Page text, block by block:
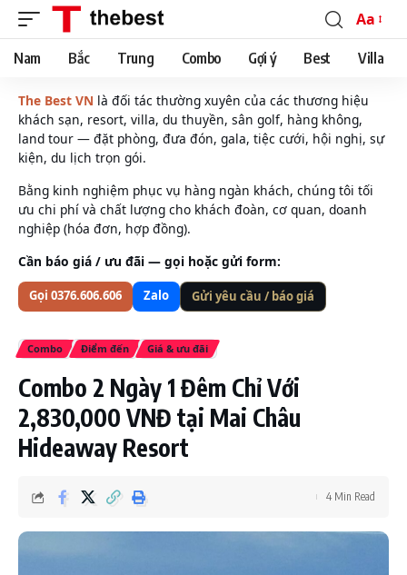
Font
Resizer
Aa
Nam Bắc Trung Combo Gợi ý Best Villa
The Best VN là đối tác thường xuyên của các thương hiệu
khách sạn, resort, villa, du thuyền, sân golf, hàng không,
land tour — đặt phòng, đưa đón, gala, tiệc cưới, hội nghị, sự
kiện, du lịch trọn gói.
Bằng kinh nghiệm phục vụ hàng ngàn khách, chúng tôi tối
ưu chi phí và chất lượng cho khách đoàn, cơ quan, doanh
nghiệp (hóa đơn, hợp đồng).
Cần báo giá / ưu đãi — gọi hoặc gửi form:
Gọi 0376.606.606 Zalo Gửi yêu cầu / báo giá
Combo Điểm đến Giá & ưu đãi
Combo 2 Ngày 1 Đêm Chỉ Với
2,830,000 VNĐ tại Mai Châu
Hideaway Resort
4 Min Read